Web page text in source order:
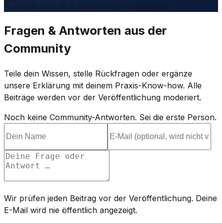
Inhalt geprüft & redaktionell freigegeben.
Fragen & Antworten aus der
Community
Teile dein Wissen, stelle Rückfragen oder ergänze
unsere Erklärung mit deinem Praxis-Know-how. Alle
Beiträge werden vor der Veröffentlichung moderiert.
Noch keine Community-Antworten. Sei die erste Person.
Wir prüfen jeden Beitrag vor der Veröffentlichung. Deine
E-Mail wird nie öffentlich angezeigt.